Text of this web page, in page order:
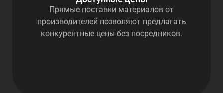
Прямые поставки материалов от
производителей позволяют предлагать
конкурентные цены без посредников.